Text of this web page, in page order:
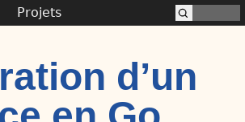
d’un
Projets